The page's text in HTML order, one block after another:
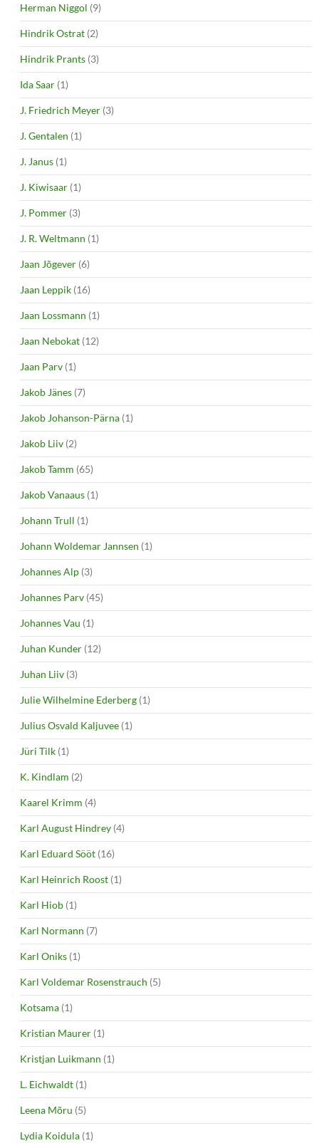
Herman Niggol (9)
Hindrik Ostrat (2)
Hindrik Prants (3)
Ida Saar (1)
J. Friedrich Meyer (3)
J. Gentalen (1)
J. Janus (1)
J. Kiwisaar (1)
J. Pommer (3)
J. R. Weltmann (1)
Jaan Jõgever (6)
Jaan Leppik (16)
Jaan Lossmann (1)
Jaan Nebokat (12)
Jaan Parv (1)
Jakob Jänes (7)
Jakob Johanson-Pärna (1)
Jakob Liiv (2)
Jakob Tamm (65)
Jakob Vanaaus (1)
Johann Trull (1)
Johann Woldemar Jannsen (1)
Johannes Alp (3)
Johannes Parv (45)
Johannes Vau (1)
Juhan Kunder (12)
Juhan Liiv (3)
Julie Wilhelmine Ederberg (1)
Julius Osvald Kaljuvee (1)
Jüri Tilk (1)
K. Kindlam (2)
Kaarel Krimm (4)
Karl August Hindrey (4)
Karl Eduard Sööt (16)
Karl Heinrich Roost (1)
Karl Hiob (1)
Karl Normann (7)
Karl Oniks (1)
Karl Voldemar Rosenstrauch (5)
Kotsama (1)
Kristian Maurer (1)
Kristjan Luikmann (1)
L. Eichwaldt (1)
Leena Mõru (5)
Lydia Koidula (1)